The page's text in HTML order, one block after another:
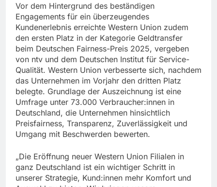
Vor dem Hintergrund des beständigen
Engagements für ein überzeugendes
Kundenerlebnis erreichte Western Union zudem
den ersten Platz in der Kategorie Geldtransfer
beim Deutschen Fairness-Preis 2025, vergeben
von ntv und dem Deutschen Institut für Service-
Qualität. Western Union verbesserte sich, nachdem
das Unternehmen im Vorjahr den dritten Platz
belegte. Grundlage der Auszeichnung ist eine
Umfrage unter 73.000 Verbraucher:innen in
Deutschland, die Unternehmen hinsichtlich
Preisfairness, Transparenz, Zuverlässigkeit und
Umgang mit Beschwerden bewerten.
„Die Eröffnung neuer Western Union Filialen in
ganz Deutschland ist ein wichtiger Schritt in
unserer Strategie, Kund:innen mehr Komfort und